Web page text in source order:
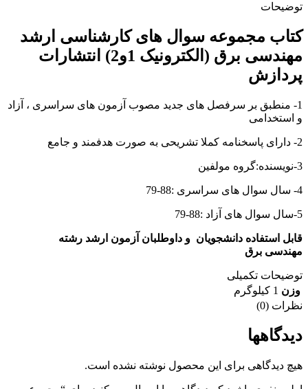
توضیحات
کتاب مجموعه سوال های کارشناسی ارشد
مهندسی برق (الکترونیک 1و2) انتشارات
پردازش
1- منطبق بر سرفصل های جدید مصوب آزمون های سراسری ، آزاد
و استخدامی
2- دارای پاسخنامه کملا تشریحی به صورت هدفمند و جامع
3-نویسنده:گروه مولفین
4- سال سوال های سراسری :88-79
5-سال سوال های آزاد :88-79
قابل استفاده دانشجویان و داوطلبان آزمون ارشد رشته
مهندسی برق
توضیحات تکمیلی
وزن 1 کیلوگرم
نظرات (0)
دیدگاهها
هیچ دیدگاهی برای این محصول نوشته نشده است.